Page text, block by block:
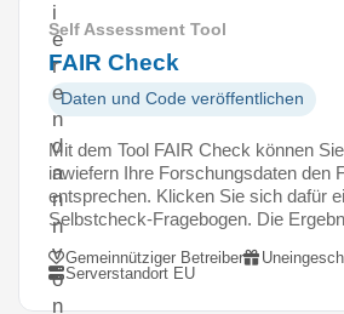
i
e
r
e
n
d
a
n
n
v
o
n
Self Assessment Tool
FAIR Check
Daten und Code veröffentlichen
Mit dem Tool FAIR Check können
inwiefern Ihre Forschungsdaten den
entsprechen. Klicken Sie sich dafür
Selbstcheck-Fragebogen. Die
Gemeinnütziger Betreiber
Serverstandort EU